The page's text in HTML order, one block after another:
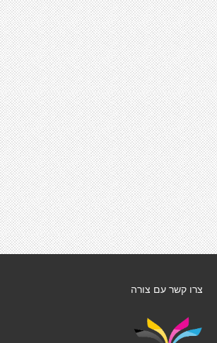
צרו קשר עם צורה